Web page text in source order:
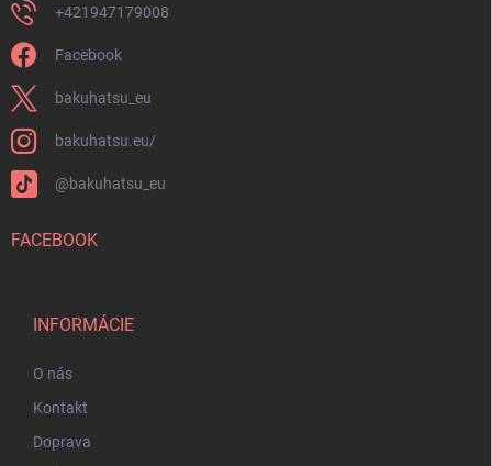
+421947179008
Facebook
bakuhatsu_eu
bakuhatsu.eu/
@bakuhatsu_eu
FACEBOOK
INFORMÁCIE
O nás
Kontakt
Doprava